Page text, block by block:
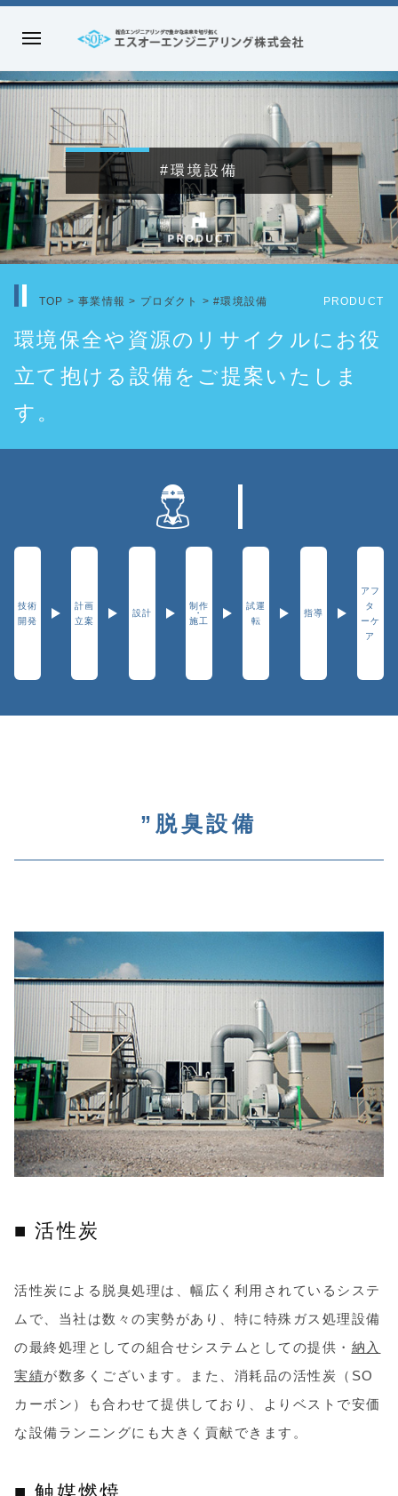
コ
ン
キ
ッ
プ
ス
オ
ー
エ
ジ
ニ
ア
ン
グ
式
メ
ニ
境
設
備
2021.04.19
by
admin
#環境設備
TOP >事業情報 > プロダクト >#環境設備 PRODUCT
環境保全や資源のリサイクルにお役
立て抱ける設備をご提案いたしま
す。
技術
開発
計画
立案
設計
制作
・
施工
試運
転
指導
アフ
タ
ーケ
ア
”脱臭設備
■ 活性炭
活性炭による脱臭処理は、幅広く利用されているシステ
ムで、当社は数々の実勢があり、特に特殊ガス処理設備
の最終処理としての組合せシステムとしての提供・ 納入
実績が数多くございます。また、消耗品の活性炭（SO
カーボン）も合わせて提供しており、よりベストで安価
な設備ランニングにも大きく貢献できます。